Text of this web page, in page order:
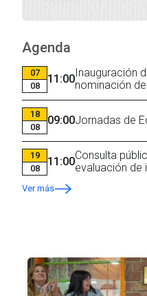
Agenda
07
08
11:00 Inauguración
nominación
18
08
09:00Jornadas de
19
08
11:00Consulta
evaluación de
Ver más